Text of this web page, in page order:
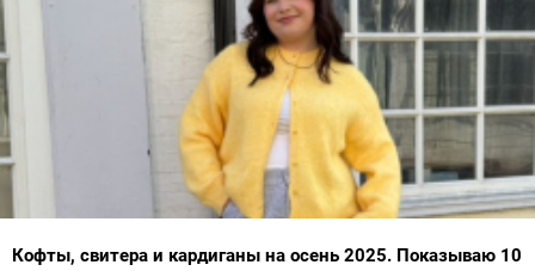
Кофты, свитера и кардиганы на осень 2025. Показываю 10